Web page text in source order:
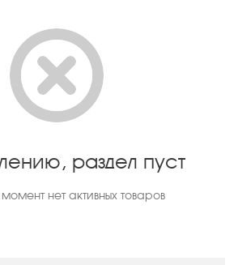
раздел пуст
нет активных товаров